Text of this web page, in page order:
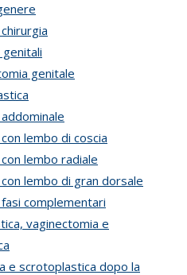
genitali
genitale
lembo di coscia
lembo radiale
lembo di gran dorsale
complementari
vaginectomia e
e scrotoplastica dopo la